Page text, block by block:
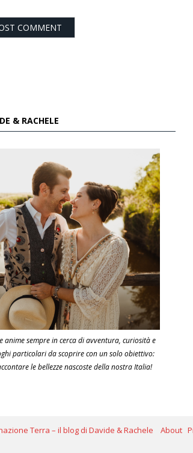
& RACHELE
anime sempre in cerca di avventura, curiosità e
particolari da scoprire con un solo obiettivo:
le bellezze nascoste della nostra Italia!
Terra – il blog di Davide & Rachele About